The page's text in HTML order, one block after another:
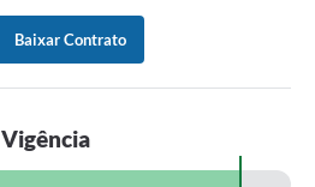
Baixar Contrato
Vigência